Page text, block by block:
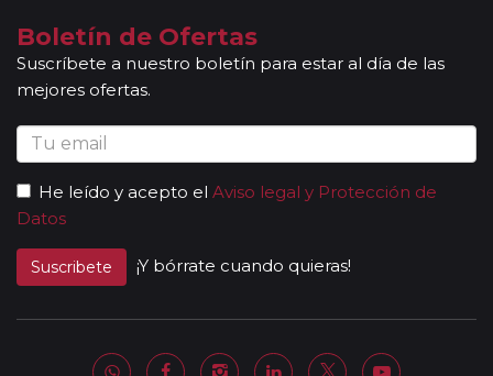
Boletín de Ofertas
Suscríbete a nuestro boletín para estar al día de las
mejores ofertas.
He leído y acepto el Aviso legal y Protección de
Datos
Suscribete ¡Y bórrate cuando quieras!